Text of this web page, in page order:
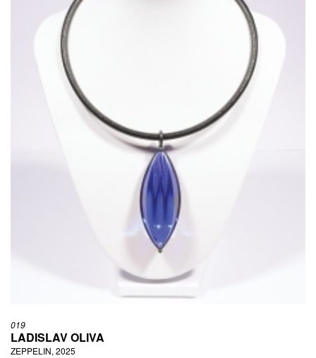
019
LADISLAV OLIVA
ZEPPELIN, 2025